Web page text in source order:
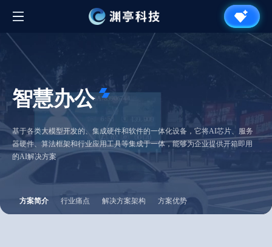
智慧办公
基于各类大模型开发的、集成硬件和软件的一体化设备，它将AI芯片、服务
器硬件、算法框架和行业应用工具等集成于一体，能够为企业提供开箱即用
的AI解决方案
方案简介 行业痛点 解决方案架构 方案优势